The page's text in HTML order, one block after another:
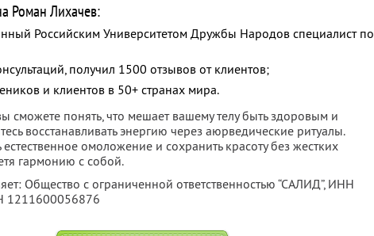
Роман Лихачев:
Российским Университетом Дружбы Народов специалист по
получил 1500 отзывов от клиентов;
и клиентов в 50+ странах мира.
сможете понять, что мешает вашему телу быть здоровым и
восстанавливать энергию через аюрведические ритуалы.
естественное омоложение и сохранить красоту без жестких
гармонию с собой.
Общество с ограниченной ответственностью “САЛИД”, ИНН
1211600056876